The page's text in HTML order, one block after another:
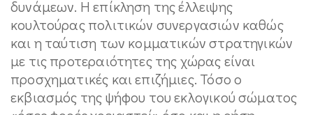
δυνάμεων. Η επίκληση της έλλειψης
κουλτούρας πολιτικών συνεργασιών καθώς
και η ταύτιση των κομματικών στρατηγικών
με τις προτεραιότητες της χώρας είναι
προσχηματικές και επιζήμιες. Τόσο ο
εκβιασμός της ψήφου του εκλογικού σώματος